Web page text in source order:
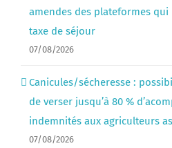
amendes des plateformes
taxe de séjour
07/08/2026
Canicules/sécheresse :
de verser jusqu’à 80 %
indemnités aux agriculteurs
07/08/2026